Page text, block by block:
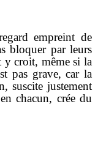
empreint de
bloquer par leurs
y croit, même si la
pas grave, car la
suscite justement
chacun, crée du